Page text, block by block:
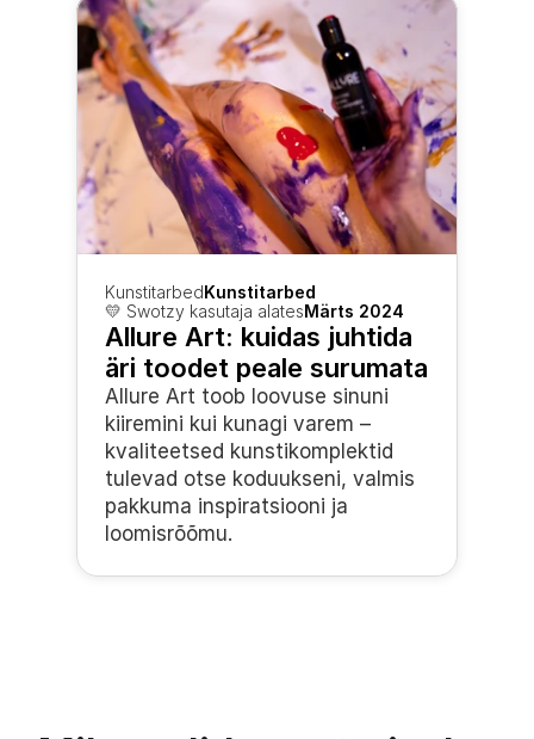
KunstitarbedKunstitarbed
💛 Swotzy kasutaja alatesMärts 2024
Allure Art: kuidas juhtida
äri toodet peale surumata
Allure Art toob loovuse sinuni
kiiremini kui kunagi varem –
kvaliteetsed kunstikomplektid
tulevad otse koduukseni, valmis
pakkuma inspiratsiooni ja
loomisrõõmu.